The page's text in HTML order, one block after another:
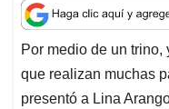
a
t
s
A
p
c
e
b
o
o
n
k
e
d
I
i
l
Por medio de un
que realizan muchas
presentó a Lina